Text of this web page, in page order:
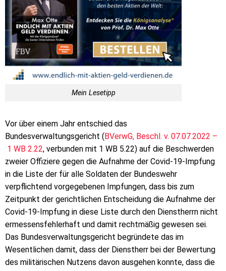
Mein Lesetipp
Vor über einem Jahr entschied das
Bundesverwaltungsgericht ( BVerwG, Beschl. v. 07.07.2022 –
1 WB 2.22, verbunden mit 1 WB 5.22) auf die Beschwerden
zweier Offiziere gegen die Aufnahme der Covid-19-Impfung
in die Liste der für alle Soldaten der Bundeswehr
verpflichtend vorgegebenen Impfungen, dass bis zum
Zeitpunkt der gerichtlichen Entscheidung die Aufnahme der
Covid-19-Impfung in diese Liste durch den Dienstherrn nicht
ermessensfehlerhaft und damit rechtmäßig gewesen sei.
Das Bundesverwaltungsgericht begründete das im
Wesentlichen damit, dass der Dienstherr bei der Bewertung
des militärischen Nutzens davon ausgehen konnte, dass die